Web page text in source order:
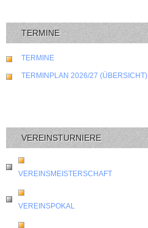
TERMINE
TERMINE
TERMINPLAN 2026/27 (ÜBERSICHT)
VEREINSTURNIERE
VEREINSMEISTERSCHAFT
VEREINSPOKAL